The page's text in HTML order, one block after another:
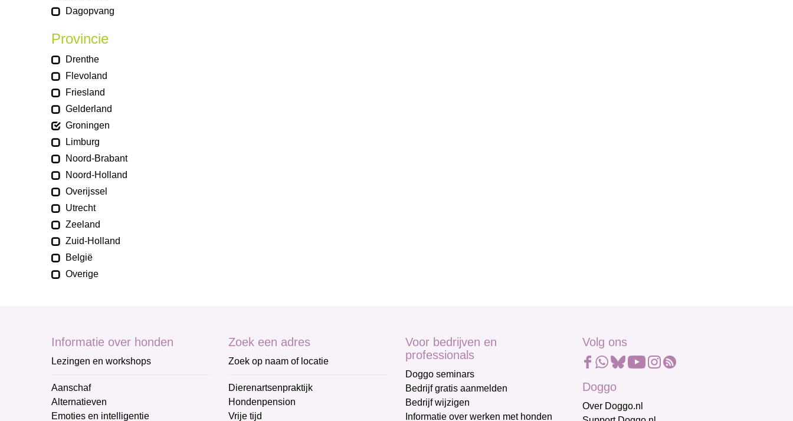
Dagopvang
Provincie
Drenthe
Flevoland
Friesland
Gelderland
Groningen
Limburg
Noord-Brabant
Noord-Holland
Overijssel
Utrecht
Zeeland
Zuid-Holland
België
Overige
Informatie over honden
Lezingen en workshops
Aanschaf
Alternatieven
Emoties en intelligentie
Zoek een adres
Zoek op naam of locatie
Dierenartsenpraktijk
Hondenpension
Vrije tijd
Voor bedrijven en
professionals
Doggo seminars
Bedrijf gratis aanmelden
Bedrijf wijzigen
Informatie over werken met honden
Volg ons
Doggo
Over Doggo.nl